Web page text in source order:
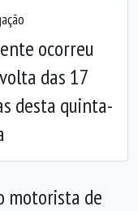
ocorreu
das 17
desta quinta-
motorista de